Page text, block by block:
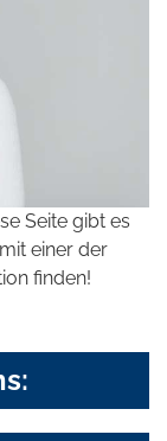
Seite gibt es
einer der
finden!